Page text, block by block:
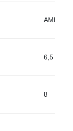
AMPLE
6,5
8